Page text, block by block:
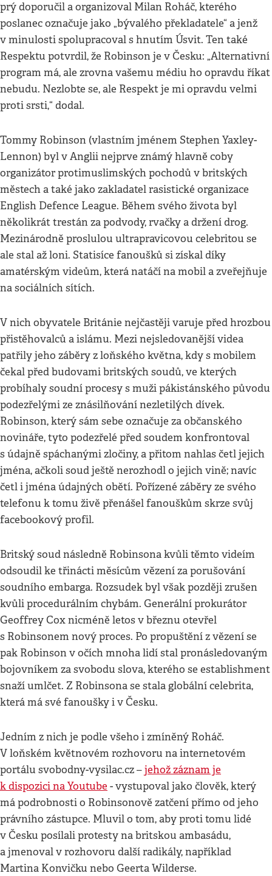
prý doporučil a organizoval Milan Roháč, kterého
poslanec označuje jako „bývalého překladatele“ a jenž
v minulosti spolupracoval s hnutím Úsvit. Ten také
Respektu potvrdil, že Robinson je v Česku: „Alternativní
program má, ale zrovna vašemu médiu ho opravdu říkat
nebudu. Nezlobte se, ale Respekt je mi opravdu velmi
proti srsti,“ dodal.
Tommy Robinson (vlastním jménem Stephen Yaxley-
Lennon) byl v Anglii nejprve známý hlavně coby
organizátor protimuslimských pochodů v britských
městech a také jako zakladatel rasistické organizace
English Defence League. Během svého života byl
několikrát trestán za podvody, rvačky a držení drog.
Mezinárodně proslulou ultrapravicovou celebritou se
ale stal až loni. Statisíce fanoušků si získal díky
amatérským videům, která natáčí na mobil a zveřejňuje
na sociálních sítích.
V nich obyvatele Británie nejčastěji varuje před hrozbou
přistěhovalců a islámu. Mezi nejsledovanější videa
patřily jeho záběry z loňského května, kdy s mobilem
čekal před budovami britských soudů, ve kterých
probíhaly soudní procesy s muži pákistánského původu
podezřelými ze znásilňování nezletilých dívek.
Robinson, který sám sebe označuje za občanského
novináře, tyto podezřelé před soudem konfrontoval
s údajně spáchanými zločiny, a přitom nahlas četl jejich
jména, ačkoli soud ještě nerozhodl o jejich vině; navíc
četl i jména údajných obětí. Pořízené záběry ze svého
telefonu k tomu živě přenášel fanouškům skrze svůj
facebookový profil.
Britský soud následně Robinsona kvůli těmto videím
odsoudil ke třinácti měsícům vězení za porušování
soudního embarga. Rozsudek byl však později zrušen
kvůli procedurálním chybám. Generální prokurátor
Geoffrey Cox nicméně letos v březnu otevřel
s Robinsonem nový proces. Po propuštění z vězení se
pak Robinson v očích mnoha lidí stal pronásledovaným
bojovníkem za svobodu slova, kterého se establishment
snaží umlčet. Z Robinsona se stala globální celebrita,
která má své fanoušky i v Česku.
Jedním z nich je podle všeho i zmíněný Roháč.
V loňském květnovém rozhovoru na internetovém
portálu svobodny-vysilac.cz –jehož záznam je
k dispozici na Youtube - vystupoval jako člověk, který
má podrobnosti o Robinsonově zatčení přímo od jeho
právního zástupce. Mluvil o tom, aby proti tomu lidé
v Česku posílali protesty na britskou ambasádu,
a jmenoval v rozhovoru další radikály, například
Martina Konvičku nebo Geerta Wilderse.